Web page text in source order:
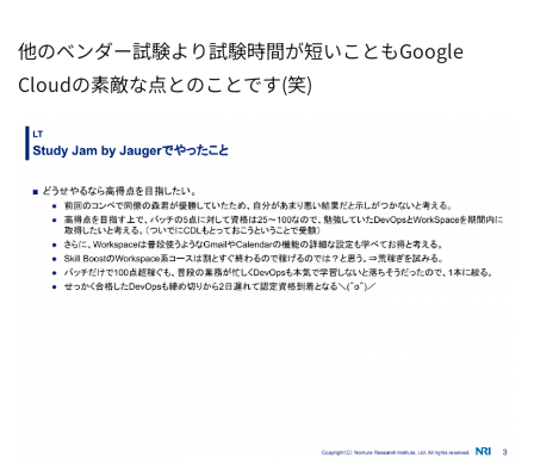
他のベンダー試験より試験時間が短いこともGoogle
Cloudの素敵な点とのことです(笑)